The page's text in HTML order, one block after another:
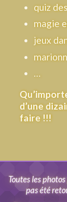
quiz
magie
jeux
…
d’une
faire !!!
Toutes les
pas été